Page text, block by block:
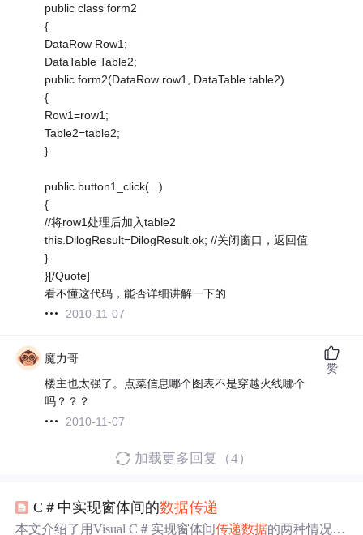
public class form2
{
DataRow Row1;
DataTable Table2;
public form2(DataRow row1, DataTable table2)
{
Row1=row1;
Table2=table2;
}
public button1_click(...)
{
//将row1处理后加入table2
this.DilogResult=DilogResult.ok; //关闭窗口，返回值
}
}[/Quote]
看不懂这代码，能否详细讲解一下的
2010-11-07
魔力哥
楼主也太强了。点菜信息哪个图表不是穿越火线哪个
吗？？？
2010-11-07
赞
加载更多回复（4）
C＃中实现窗体间的数据传递
本文介绍了用Visual C＃实现窗体间传递数据的两种情况。